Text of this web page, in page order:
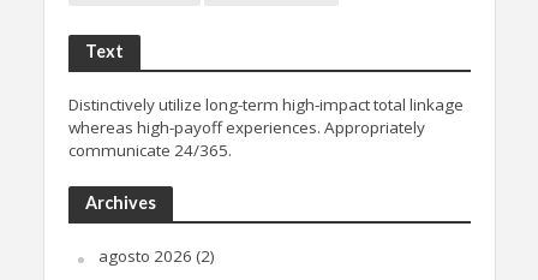
Text
Distinctively utilize long-term high-impact total linkage
whereas high-payoff experiences. Appropriately
communicate 24/365.
Archives
agosto 2026 (2)